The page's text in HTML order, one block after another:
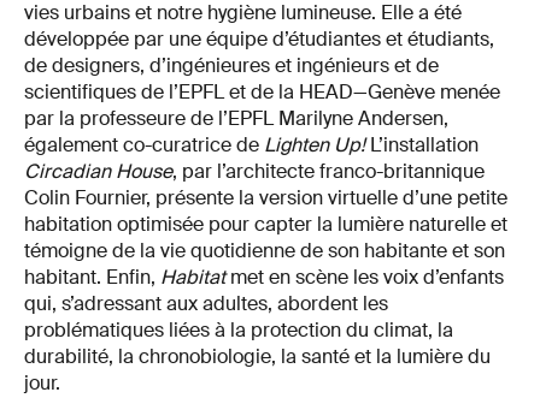
vies urbains et notre hygiène lumineuse. Elle a été
développée par une équipe d’étudiantes et étudiants,
de designers, d’ingénieures et ingénieurs et de
scientifiques de l’EPFL et de la HEAD—Genève menée
par la professeure de l’EPFL Marilyne Andersen,
également co-curatrice de Lighten Up!L’installation
Circadian House, par l’architecte franco-britannique
Colin Fournier, présente la version virtuelle d’une petite
habitation optimisée pour capter la lumière naturelle et
témoigne de la vie quotidienne de son habitante et son
habitant. Enfin, Habitatmet en scène les voix d’enfants
qui, s’adressant aux adultes, abordent les
problématiques liées à la protection du climat, la
durabilité, la chronobiologie, la santé et la lumière du
jour.